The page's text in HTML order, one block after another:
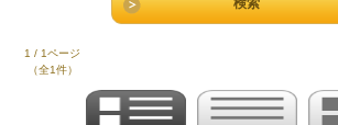
1 / 1ページ
（全1件）